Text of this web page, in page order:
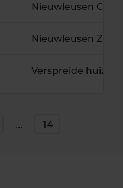
Nieuwleusen
... 14